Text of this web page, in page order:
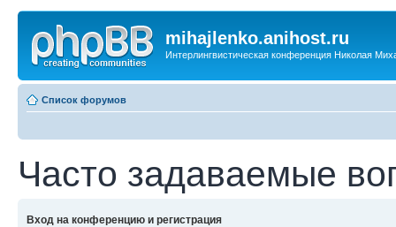
mihajlenko.anihost.ru
Интерлингвистическая конференция Николая
Список форумов
Часто задаваемые
Вход на конференцию и регистрация